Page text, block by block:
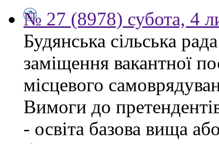
№ 27 (8978) субота, 4
Будянська сільська
заміщення вакантної
місцевого
Вимоги до
- освіта базова вища